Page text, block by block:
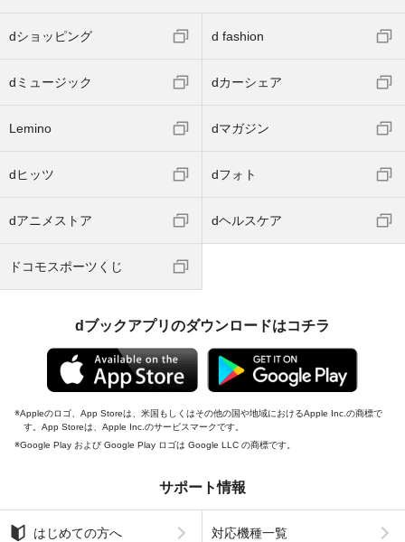
dショッピング d fashion
dミュージック dカーシェア
Lemino dマガジン
dヒッツ dフォト
dアニメストア dヘルスケア
ドコモスポーツくじ
dブックアプリのダウンロードはコチラ
Appleのロゴ、App Storeは、米国もしくはその他の国や地域におけるApple Inc.の商標で
す。App Storeは、Apple Inc.のサービスマークです。
Google Play および Google Play ロゴは Google LLC の商標です。
サポート情報
はじめての方へ 対応機種一覧